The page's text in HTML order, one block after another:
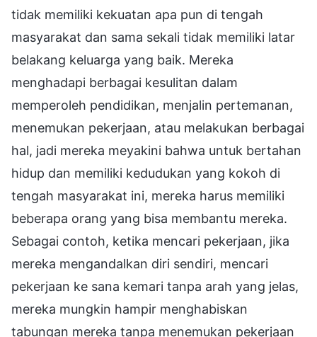
tidak memiliki kekuatan apa pun di tengah
masyarakat dan sama sekali tidak memiliki latar
belakang keluarga yang baik. Mereka
menghadapi berbagai kesulitan dalam
memperoleh pendidikan, menjalin pertemanan,
menemukan pekerjaan, atau melakukan berbagai
hal, jadi mereka meyakini bahwa untuk bertahan
hidup dan memiliki kedudukan yang kokoh di
tengah masyarakat ini, mereka harus memiliki
beberapa orang yang bisa membantu mereka.
Sebagai contoh, ketika mencari pekerjaan, jika
mereka mengandalkan diri sendiri, mencari
pekerjaan ke sana kemari tanpa arah yang jelas,
mereka mungkin hampir menghabiskan
tabungan mereka tanpa menemukan pekerjaan